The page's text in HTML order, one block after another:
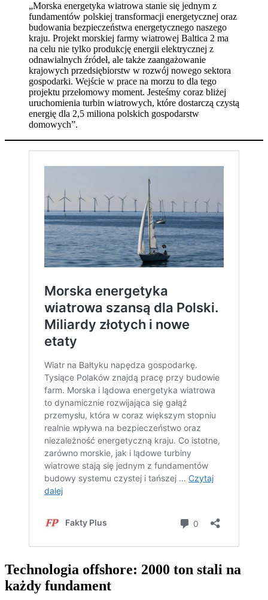
„Morska energetyka wiatrowa stanie się jednym z
fundamentów polskiej transformacji energetycznej oraz
budowania bezpieczeństwa energetycznego naszego
kraju. Projekt morskiej farmy wiatrowej Baltica 2 ma
na celu nie tylko produkcję energii elektrycznej z
odnawialnych źródeł, ale także zaangażowanie
krajowych przedsiębiorstw w rozwój nowego sektora
gospodarki. Wejście w prace na morzu to dla tego
projektu przełomowy moment. Jesteśmy coraz bliżej
uruchomienia turbin wiatrowych, które dostarczą czystą
energię dla 2,5 miliona polskich gospodarstw
domowych”.
Technologia offshore: 2000 ton stali na
każdy fundament